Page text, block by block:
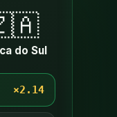
do Sul
×2.14